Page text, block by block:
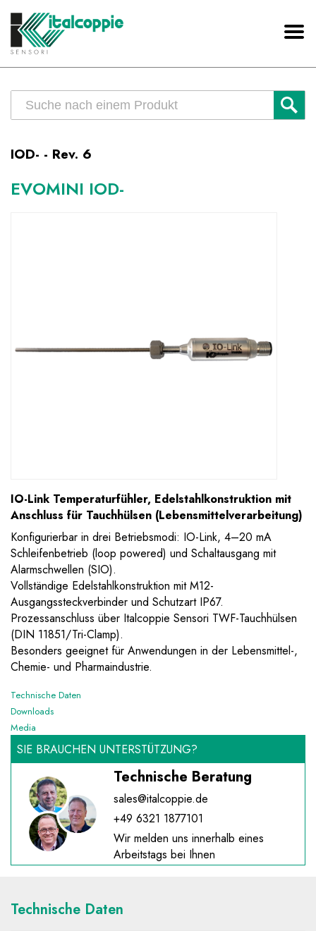
IOD- - Rev. 6
EVOMINI IOD-
IO-Link Temperaturfühler, Edelstahlkonstruktion mit
Anschluss für Tauchhülsen (Lebensmittelverarbeitung)
Konfigurierbar in drei Betriebsmodi: IO-Link, 4–20 mA
Schleifenbetrieb (loop powered) und Schaltausgang mit
Alarmschwellen (SIO).
Vollständige Edelstahlkonstruktion mit M12-
Ausgangssteckverbinder und Schutzart IP67.
Prozessanschluss über Italcoppie Sensori TWF-Tauchhülsen
(DIN 11851/Tri-Clamp).
Besonders geeignet für Anwendungen in der Lebensmittel-,
Chemie- und Pharmaindustrie.
Technische Daten
Downloads
Media
SIE BRAUCHEN UNTERSTÜTZUNG?
Technische Beratung
sales@italcoppie.de
+49 6321 1877101
Wir melden uns innerhalb eines
Arbeitstags bei Ihnen
Technische Daten